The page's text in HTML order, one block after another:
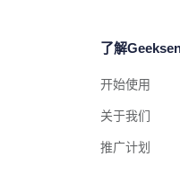
了解
开始使用
关于我们
推广计划